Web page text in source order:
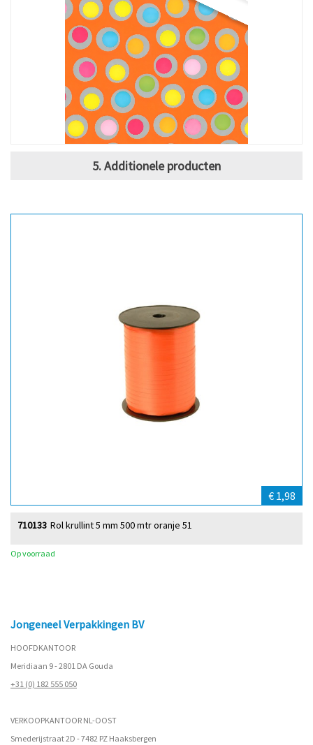
5. Additionele producten
€ 1,98
Rol krullint 5 mm 500 mtr oranje 51
710133
Op voorraad
Jongeneel Verpakkingen BV
HOOFDKANTOOR
Meridiaan 9 - 2801 DA Gouda
+31 (0) 182 555 050
VERKOOPKANTOOR NL-OOST
Smederijstraat 2D - 7482 PZ Haaksbergen